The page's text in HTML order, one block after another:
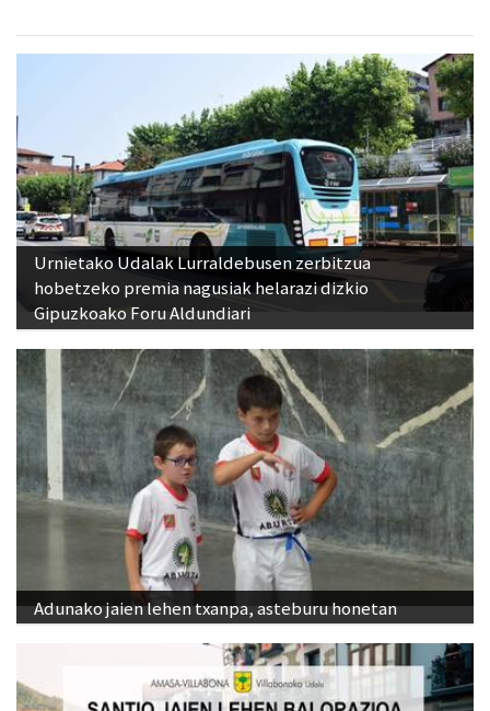
Urnietako Udalak Lurraldebusen zerbitzua
hobetzeko premia nagusiak helarazi dizkio
Gipuzkoako Foru Aldundiari
Adunako jaien lehen txanpa, asteburu honetan